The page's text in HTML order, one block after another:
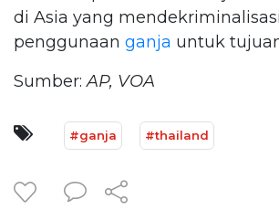
di Asia yang
penggunaan ganja untuk
Sumber:AP, VOA
#ganja #thailand